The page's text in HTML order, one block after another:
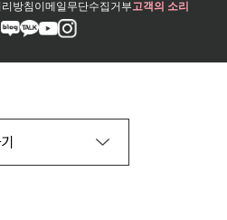
방침이메일무단수집거부고객의 소리